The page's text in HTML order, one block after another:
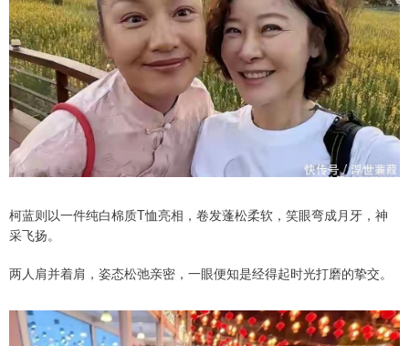
柯蓝则以一件纯白棉质T恤亮相，卷发蓬松柔软，笑眼弯成月牙，神
采飞扬。
两人肩并着肩，姿态松弛亲密，一眼便知是经得起时光打磨的挚交。